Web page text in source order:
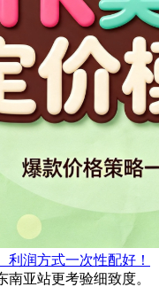
利润方式一次性配好！
亚站更考验细致度。